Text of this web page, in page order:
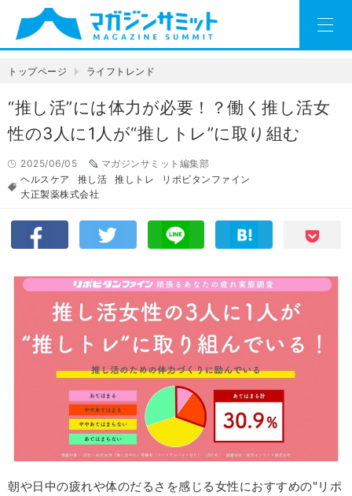
トップページ ライフトレンド
“推し活”には体力が必要！？働く推し活女
性の3人に1人が“推しトレ”に取り組む
2025/06/05
マガジンサミット編集部
ヘルスケア
推し活 推しトレ
リポビタンファイン
大正製薬株式会社
朝や日中の疲れや体のだるさを感じる女性におすすめの"リポ